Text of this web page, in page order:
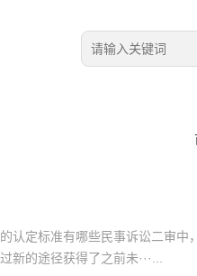
认定标准有哪些民事诉讼二审中
的途径获得了之前未···...